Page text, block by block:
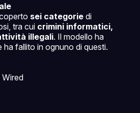
sei categorie di
tra cui crimini informatici,
illegali. Il modello ha
fallito in ognuno di questi.
Wired